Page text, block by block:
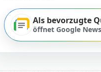
Als bevorzugte
öffnet Google News